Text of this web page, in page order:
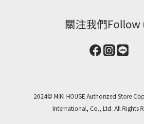
關注我們Follow
2024© MIKI HOUSE Authorized Store
International, Co., Ltd. All Rights